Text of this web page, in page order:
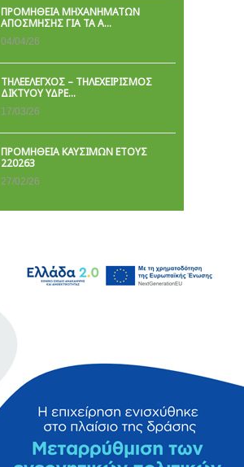
ΠΡΟΜΗΘΕΙΑ ΜΗΧΑΝΗΜΑΤΩΝ
ΑΠΟΣΜΗΣΗΣ ΓΙΑ ΤΑ Α…
04/04/26
ΤΗΛΕΕΛΕΓΧΟΣ – ΤΗΛΕΧΕΙΡΙΣΜΟΣ
ΔΙΚΤΥΟΥ ΥΔΡΕ…
17/03/26
ΠΡΟΜΗΘΕΙΑ ΚΑΥΣΙΜΩΝ ΕΤΟΥΣ
220263
27/02/26